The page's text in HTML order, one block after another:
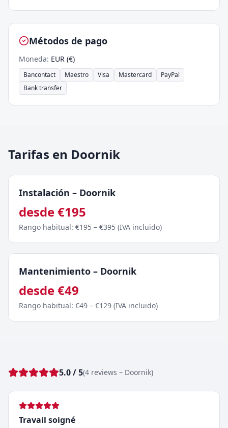
Métodos de pago
Moneda: EUR (€)
Bancontact Maestro Visa Mastercard
PayPal
Bank transfer
Tarifas en Doornik
Instalación – Doornik
desde€195
Rango habitual: €195 – €395 (IVA incluido)
Mantenimiento – Doornik
desde€49
Rango habitual: €49 – €129 (IVA incluido)
5.0/ 5(4 reviews – Doornik)
Travail soigné